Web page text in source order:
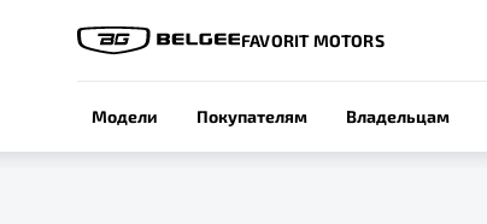
FAVORIT MOTORS
Модели Покупателям Владельцам